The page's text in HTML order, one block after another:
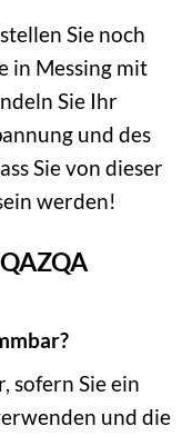
Sie noch
in Messing mit
Sie Ihr
und des
Sie von dieser
werden!
sofern Sie ein
und die